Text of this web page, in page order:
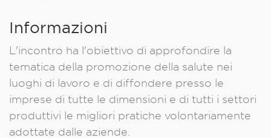
Informazioni
L'incontro ha l'obiettivo di approfondire la
tematica della promozione della salute nei
luoghi di lavoro e di diffondere presso le
imprese di tutte le dimensioni e di tutti i settori
produttivi le migliori pratiche volontariamente
adottate dalle aziende.